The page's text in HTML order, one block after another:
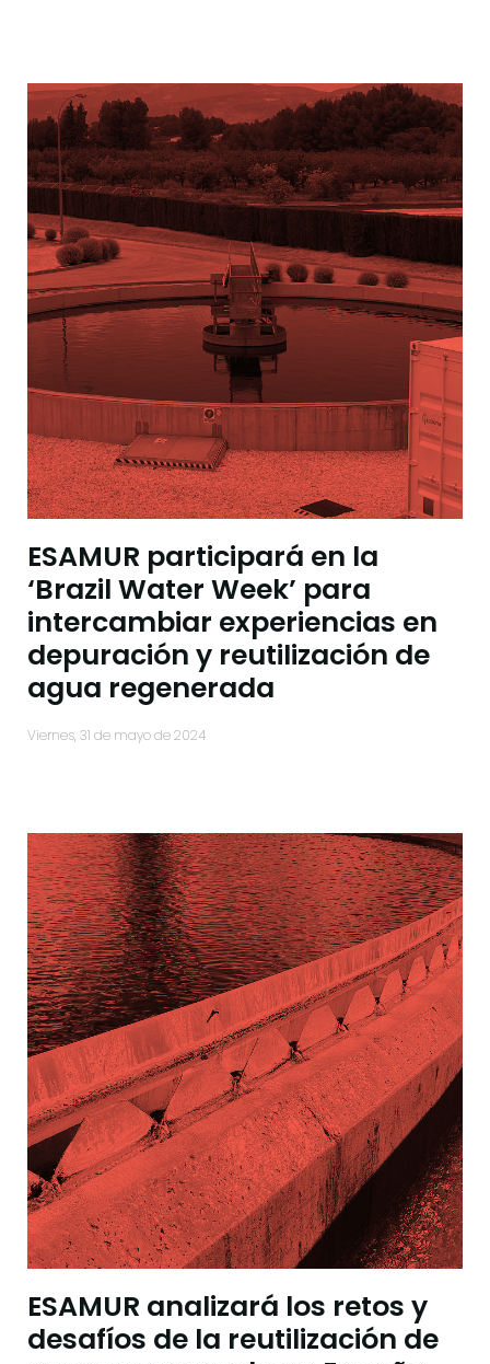
ESAMUR participará en la
‘Brazil Water Week’ para
intercambiar experiencias en
depuración y reutilización de
agua regenerada
viernes, 31 de mayo de 2024
ESAMUR analizará los retos y
desafíos de la reutilización de